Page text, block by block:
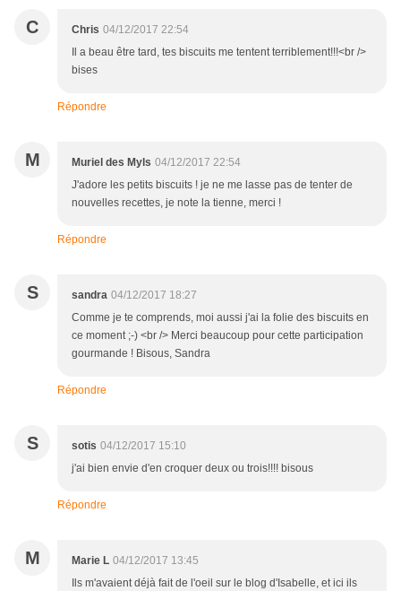
C Chris 04/12/2017 22:54
Il a beau être tard, tes biscuits me tentent terriblement!!!<br />
bises
Répondre
M Muriel des Myls 04/12/2017 22:54
J'adore les petits biscuits ! je ne me lasse pas de tenter de
nouvelles recettes, je note la tienne, merci !
Répondre
S sandra 04/12/2017 18:27
Comme je te comprends, moi aussi j'ai la folie des biscuits en
ce moment ;-) <br /> Merci beaucoup pour cette participation
gourmande ! Bisous, Sandra
Répondre
S sotis 04/12/2017 15:10
j'ai bien envie d'en croquer deux ou trois!!!! bisous
Répondre
M Marie L 04/12/2017 13:45
Ils m'avaient déjà fait de l'oeil sur le blog d'Isabelle, et ici ils